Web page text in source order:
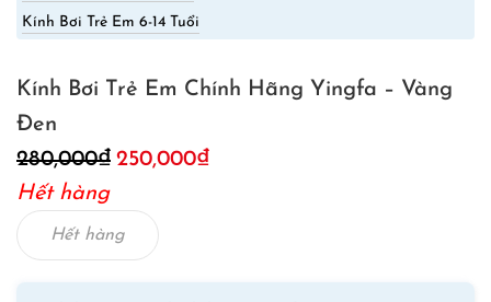
Kính Bơi Trẻ Em 6-14 Tuổi
Kính Bơi Trẻ Em Chính Hãng Yingfa – Vàng
Đen
280,000₫ Giá
là:
280,000₫.
250,000₫Giá
Hết hàng
Hết hàng